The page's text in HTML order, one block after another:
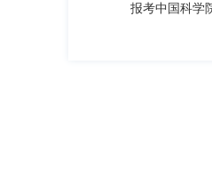
报考中国科学